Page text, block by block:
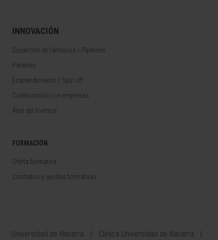
INNOVACIÓN
Desarrollo de fármacos / Pipelines
Patentes
Emprendimiento / Spin off
Colaboración con empresas
Área del Inversor
FORMACIÓN
Oferta formativa
Contratos y ayudas formativas
Universidad de Navarra
Clínica Universidad de Navarra